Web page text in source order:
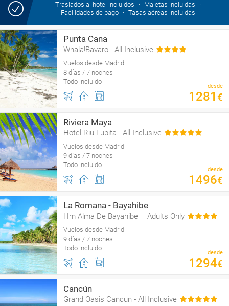
Traslados al hotel incluidos
Maletas incluidas
Facilidades de pago
Tasas aéreas incluidas
Punta Cana
Whala!Bavaro - All Inclusive
Vuelos desde Madrid
8 días / 7 noches
Todo incluido
desde
1281 €
Riviera Maya
Hotel Riu Lupita - All Inclusive
Vuelos desde Madrid
9 días / 7 noches
Todo incluido
desde
1496€
La Romana - Bayahibe
Hm Alma De Bayahibe – Adults Only
Vuelos desde Madrid
9 días / 7 noches
Todo incluido
desde
1294€
Cancún
Grand Oasis Cancun - All Inclusive